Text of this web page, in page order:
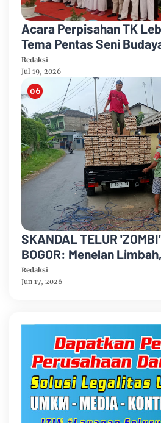
Acara Perpisahan TK
Tema Pentas Seni
Redaksi
Jul 19, 2026
SKANDAL TELUR
BOGOR: Menelan Limbah,
Mempertaruhkan Nyawa
Redaksi
Jun 17, 2026